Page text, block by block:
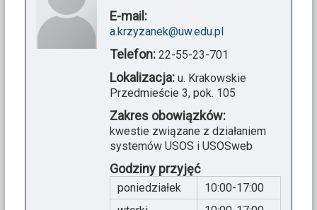
E-mail:
a.krzyzanek@uw.edu.pl
Telefon: 22-55-23-701
Lokalizacja: u. Krakowskie
Przedmieście 3, pok. 105
Zakres obowiązków:
kwestie związane z działaniem
systemów USOS i USOSweb
Godziny przyjęć
poniedziałek
10:00-17:00